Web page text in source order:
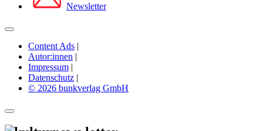
Newsletter
Content Ads |
Autor:innen |
Impressum |
Datenschutz |
© 2026 bunkverlag GmbH